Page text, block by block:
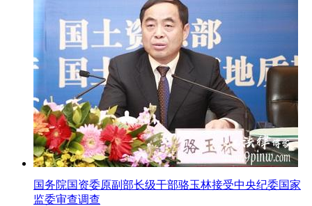
国务院国资委原副部长级干部骆玉林接受中央纪委国家
监委审查调查